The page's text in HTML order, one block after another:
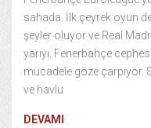
sahada. İlk çeyrek oyun
şeyler oluyor ve Real
yarıyı. Fenerbahçe
mücadele göze çarpıyor.
ve havlu
DEVAMI